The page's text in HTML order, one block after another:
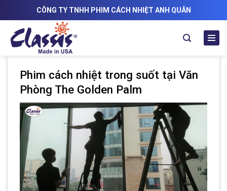
content
CÔNG TY TNHH PHIM CÁCH NHIỆT ANH QUÂN
Phim cách nhiệt trong suốt tại Văn
Phòng The Golden Palm